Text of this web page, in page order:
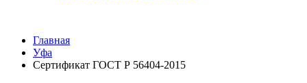
Главная
Уфа
Сертификат ГОСТ Р 56404-2015